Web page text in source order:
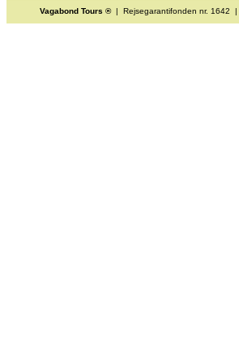
Vagabond Tours ®| Rejsegarantifonden nr. 1642 |